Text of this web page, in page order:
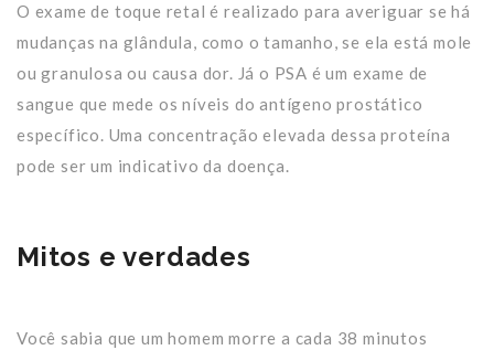
O exame de toque retal é realizado para averiguar se há
mudanças na glândula, como o tamanho, se ela está mole
ou granulosa ou causa dor. Já o PSA é um exame de
sangue que mede os níveis do antígeno prostático
específico. Uma concentração elevada dessa proteína
pode ser um indicativo da doença.
Mitos e verdades
Você sabia que um homem morre a cada 38 minutos